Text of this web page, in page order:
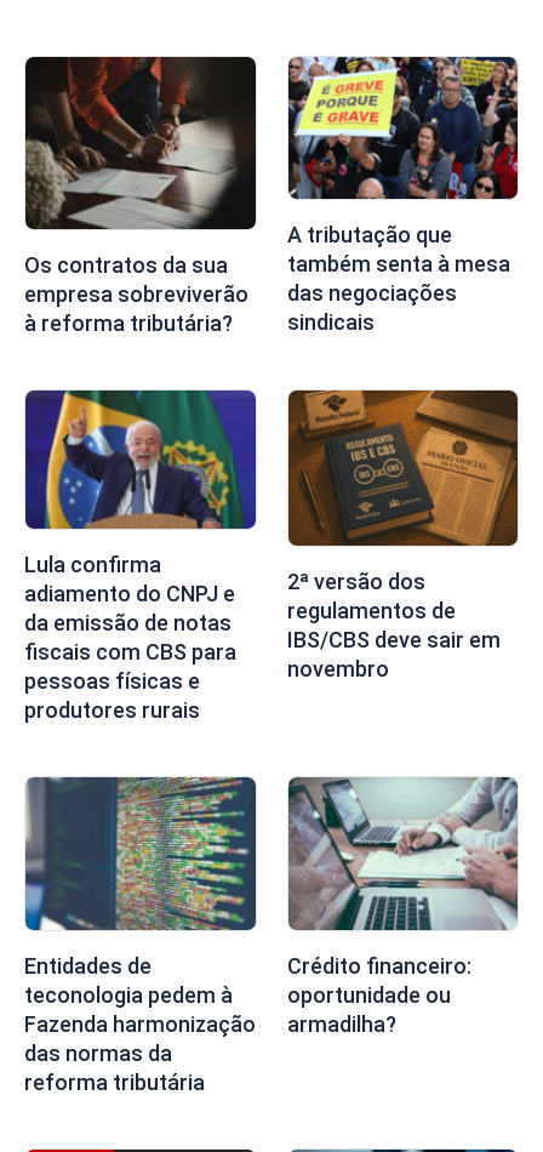
Os contratos da sua
empresa sobreviverão
à reforma tributária?
A tributação que
também senta à mesa
das negociações
sindicais
Lula confirma
adiamento do CNPJ e
da emissão de notas
fiscais com CBS para
pessoas físicas e
produtores rurais
2ª versão dos
regulamentos de
IBS/CBS deve sair em
novembro
Entidades de
teconologia pedem à
Fazenda harmonização
das normas da
reforma tributária
Crédito financeiro:
oportunidade ou
armadilha?